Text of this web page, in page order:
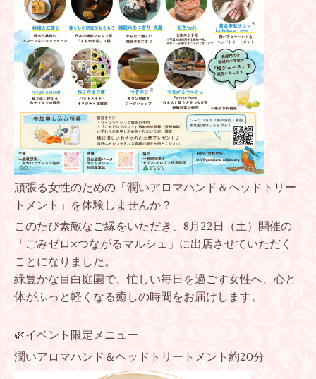
頑張る女性のための「潤いアロマハンド＆ヘッドトリー
トメント」を体験しませんか？
このたび素敵なご縁をいただき、8月22日（土）開催の
「ごみゼロ×つながるマルシェ」に出店させていただく
ことになりました。
緑豊かな目白庭園で、忙しい毎日を過ごす女性へ、心と
体がふっと軽くなる癒しの時間をお届けします。
🌿イベント限定メニュー
潤いアロマハンド＆ヘッドトリートメント 約20分